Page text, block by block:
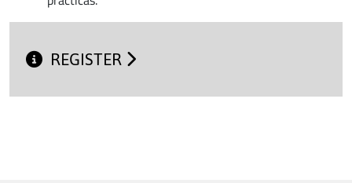
REGISTER